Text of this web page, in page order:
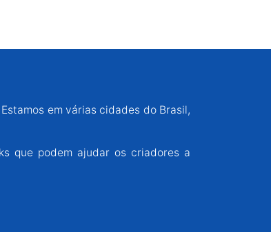
em várias cidades do Brasil,
que podem ajudar os criadores a